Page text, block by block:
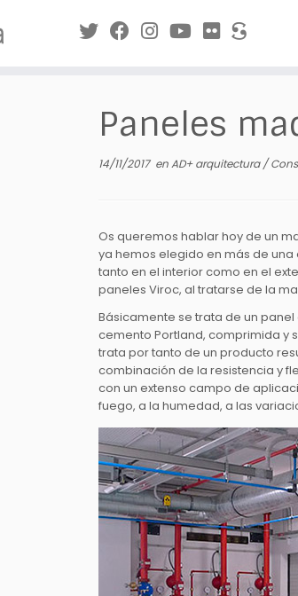
Paneles
14/11/2017enAD+ arquitectura/
Os queremos hablar hoy de un
ya hemos elegido en más de
tanto en el interior como en el
paneles Viroc, al tratarse de la
Básicamente se trata de un
cemento Portland, comprimida y
trata por tanto de un producto
combinación de la resistencia y
con un extenso campo de
fuego, a la humedad, a las